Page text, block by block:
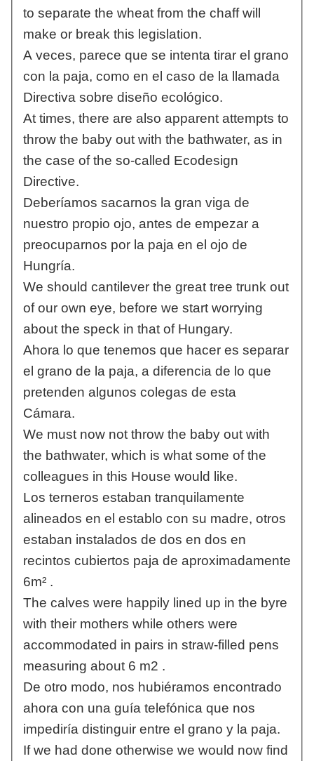
to separate the wheat from the chaff will
make or break this legislation.
A veces, parece que se intenta tirar el grano
con la paja, como en el caso de la llamada
Directiva sobre diseño ecológico.
At times, there are also apparent attempts to
throw the baby out with the bathwater, as in
the case of the so-called Ecodesign
Directive.
Deberíamos sacarnos la gran viga de
nuestro propio ojo, antes de empezar a
preocuparnos por la paja en el ojo de
Hungría.
We should cantilever the great tree trunk out
of our own eye, before we start worrying
about the speck in that of Hungary.
Ahora lo que tenemos que hacer es separar
el grano de la paja, a diferencia de lo que
pretenden algunos colegas de esta
Cámara.
We must now not throw the baby out with
the bathwater, which is what some of the
colleagues in this House would like.
Los terneros estaban tranquilamente
alineados en el establo con su madre, otros
estaban instalados de dos en dos en
recintos cubiertos paja de aproximadamente
6m² .
The calves were happily lined up in the byre
with their mothers while others were
accommodated in pairs in straw-filled pens
measuring about 6 m2 .
De otro modo, nos hubiéramos encontrado
ahora con una guía telefónica que nos
impediría distinguir entre el grano y la paja.
If we had done otherwise we would now find